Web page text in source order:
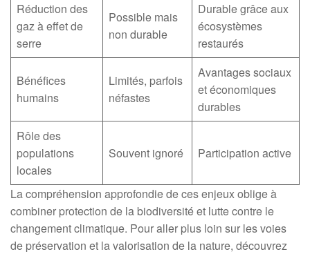
Réduction des
gaz à effet de
serre
Possible mais
non durable
Durable grâce aux
écosystèmes
restaurés
Bénéfices
humains
Limités, parfois
néfastes
Avantages sociaux
et économiques
durables
Rôle des
populations
locales
Souvent ignoré Participation active
La compréhension approfondie de ces enjeux oblige à
combiner protection de la biodiversité et lutte contre le
changement climatique. Pour aller plus loin sur les voies
de préservation et la valorisation de la nature, découvrez